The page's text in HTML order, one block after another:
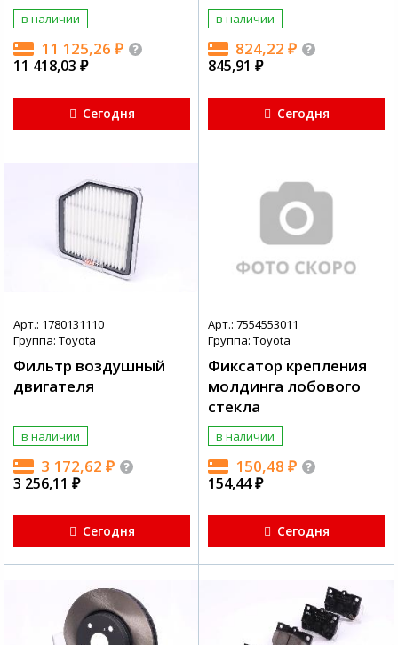
в наличии
11 125,26 ₽
11 418,03 ₽
Сегодня
в наличии
824,22 ₽
845,91 ₽
Сегодня
Арт.: 1780131110
Группа: Toyota
Фильтр воздушный
двигателя
в наличии
3 172,62 ₽
3 256,11 ₽
Сегодня
Арт.: 7554553011
Группа: Toyota
Фиксатор крепления
молдинга лобового
стекла
в наличии
150,48 ₽
154,44₽
Сегодня